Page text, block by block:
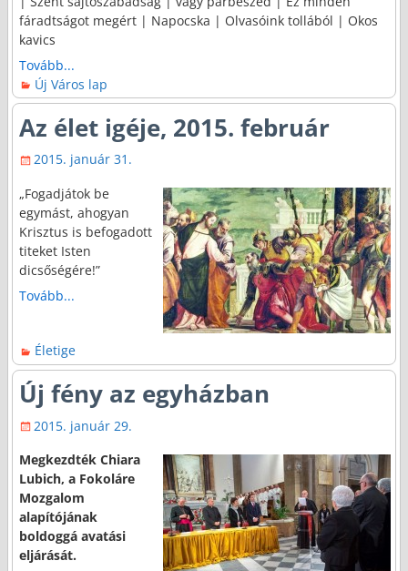
fáradtságot megért | Napocska | Olvasóink tollából | Okos
kavics
Tovább...
Új Város lap
Az élet igéje, 2015. február
2015. január 31.
„Fogadjátok be
egymást, ahogyan
Krisztus is befogadott
titeket Isten
dicsőségére!”
Tovább...
Életige
Új fény az egyházban
2015. január 29.
Megkezdték Chiara
Lubich, a Fokoláre
Mozgalom
alapítójának
boldoggá avatási
eljárását.